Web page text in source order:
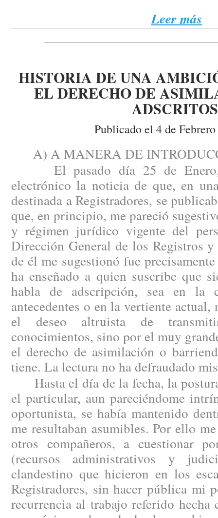
Leer más
HISTORIA DE UNA
EL DERECHO DE
Publicado el 4 de
A) A MANERA DE
El pasado día 25 de Enero,
electrónico la noticia de que, en
destinada a Registradores, se
que, en principio, me pareció
y régimen jurídico vigente del
Dirección General de los Registros
de él me sugestionó fue
ha enseñado a quien suscribe que
habla de adscripción, sea en la
antecedentes o en la vertiente
el deseo altruista de
conocimientos, sino por el muy
el derecho de asimilación o
tiene. La lectura no ha defraudado
Hasta el día de la fecha, la
el particular, aun pareciéndome
oportunista, se había mantenido
me resultaban asumibles. Por ello
otros compañeros, a cuestionar
(recursos administrativos y
clandestino que hicieron en los
Registradores, sin hacer pública mi
recurrencia al trabajo referido hecha